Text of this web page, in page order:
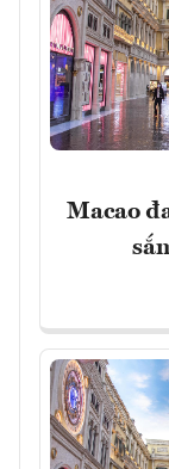
Macao